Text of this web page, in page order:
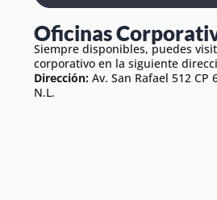
Oficinas
Siempre disponibles, puedes
corporativo en la siguiente
Dirección: Av. San Rafael 512
N.L.